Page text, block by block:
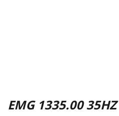
EMG 1335.00 35HZ